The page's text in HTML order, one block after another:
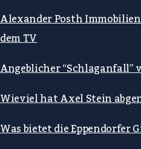
Alexander Posth
dem TV
Angeblicher “Schlaganfall”
Wieviel hat Axel Stein
Was bietet die Eppendorfer